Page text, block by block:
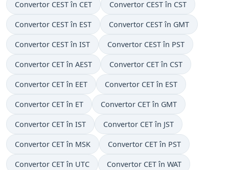
Convertor CEST în CET Convertor CEST în CST
Convertor CEST în EST Convertor CEST în GMT
Convertor CEST în IST Convertor CEST în PST
Convertor CET în AEST Convertor CET în CST
Convertor CET în EET Convertor CET în EST
Convertor CET în ET Convertor CET în GMT
Convertor CET în IST Convertor CET în JST
Convertor CET în MSK Convertor CET în PST
Convertor CET în UTC Convertor CET în WAT